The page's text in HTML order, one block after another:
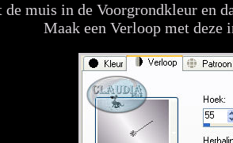
muis in de Voorgrondkleur en
Maak een Verloop met deze